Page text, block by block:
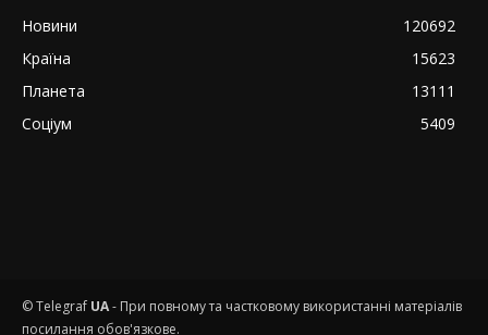
Новини
120692
Країна
15623
Планета
13111
Соціум
5409
© Telegraf UA- При повному та частковому використанні матеріалів
посилання обов'язкове.